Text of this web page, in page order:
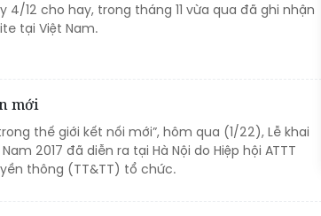
12 cho hay, trong tháng 11 vừa qua đã ghi nhận
tại Việt Nam.
mới
thế giới kết nối mới”, hôm qua (1/22), Lễ khai
2017 đã diễn ra tại Hà Nội do Hiệp hội ATTT
thông (TT&TT) tổ chức.